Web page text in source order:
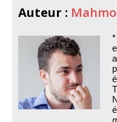
Auteur :
*